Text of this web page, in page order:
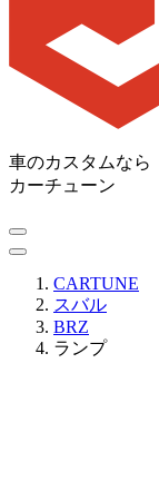
車のカスタムなら
カーチューン
CARTUNE
スバル
BRZ
ランプ